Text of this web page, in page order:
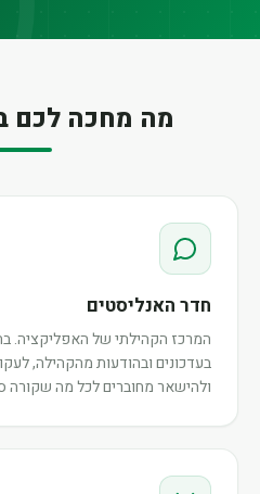
מה מחכה לכם
חדר האנליסטים
המרכז הקהילתי של האפליקציה.
בעדכונים ובהודעות מהקהילה,
ולהישאר מחוברים לכל מה שקורה